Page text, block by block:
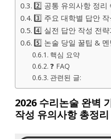
2️⃣ 공통 유의사항 정
3️⃣ 주요 대학별 답안
4️⃣ 실전 답안 작성 전
5️⃣ 논술 당일 꿀팁 &
핵심 요약
❓ FAQ
관련된 글:
2026 수리논술 완벽
작성 유의사항 총정리